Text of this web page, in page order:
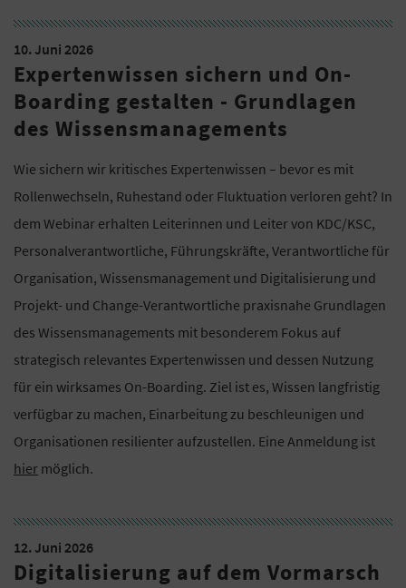
10. Juni 2026
Expertenwissen sichern und On-
Boarding gestalten - Grundlagen
des Wissensmanagements
Wie sichern wir kritisches Expertenwissen – bevor es mit
Rollenwechseln, Ruhestand oder Fluktuation verloren geht? In
dem Webinar erhalten Leiterinnen und Leiter von KDC/KSC,
Personalverantwortliche, Führungskräfte, Verantwortliche für
Organisation, Wissensmanagement und Digitalisierung und
Projekt- und Change-Verantwortliche praxisnahe Grundlagen
des Wissensmanagements mit besonderem Fokus auf
strategisch relevantes Expertenwissen und dessen Nutzung
für ein wirksames On-Boarding. Ziel ist es, Wissen langfristig
verfügbar zu machen, Einarbeitung zu beschleunigen und
Organisationen resilienter aufzustellen. Eine Anmeldung ist
hier möglich.
12. Juni 2026
Digitalisierung auf dem Vormarsch